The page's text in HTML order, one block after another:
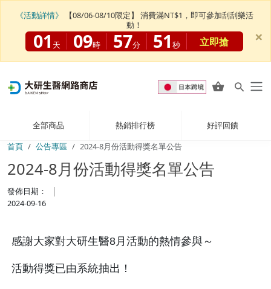
全部商品 熱銷排行榜
好評回饋
首頁
公告專區 2024-8月份活動得獎名單公告
2024-8月份活動得獎名單公告
發佈日期：
2024-09-16
感謝大家對大研生醫8月活動的熱情參與～
活動得獎已由系統抽出！
《活動詳情》
【08/06-08/10限定】 消費滿NT$1，即可參加刮刮樂活
動！
01 天 09時 57分 51 秒 立即搶 ×